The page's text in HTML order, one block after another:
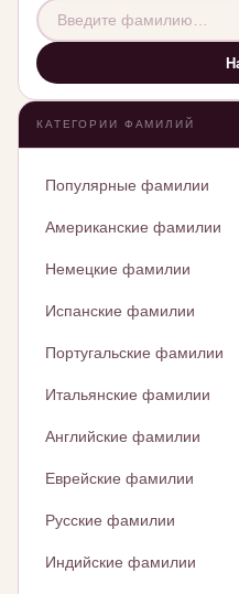
КАТЕГОРИИ ФАМИЛИЙ
Популярные фамилии
Американские фамилии
Немецкие фамилии
Испанские фамилии
Португальские фамилии
Итальянские фамилии
Английские фамилии
Еврейские фамилии
Русские фамилии
Индийские фамилии